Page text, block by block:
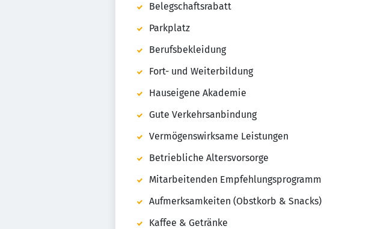
Belegschaftsrabatt
Parkplatz
Berufsbekleidung
Fort- und Weiterbildung
Hauseigene Akademie
Gute Verkehrsanbindung
Vermögenswirksame Leistungen
Betriebliche Altersvorsorge
Mitarbeitenden Empfehlungsprogramm
Aufmerksamkeiten (Obstkorb & Snacks)
Kaffee & Getränke